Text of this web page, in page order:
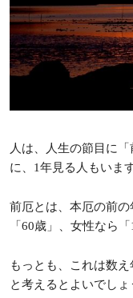
人は、人生の節目に
に、1年見る人もいま
前厄とは、本厄の前の
「60歳」、女性なら
もっとも、これは数
と考えるとよいでしょ